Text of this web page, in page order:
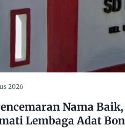
2026
Nama
Lembaga Adat